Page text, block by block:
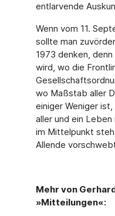
entlarvende
Wenn vom 11.
sollte man
1973 denken,
wird, wo die
wo Maßstab aller
einiger Weniger
aller und ein
im Mittelpunkt
Allende
Mehr von
»Mitteilungen«: